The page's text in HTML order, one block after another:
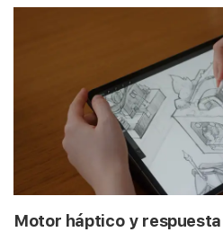
Motor háptico y